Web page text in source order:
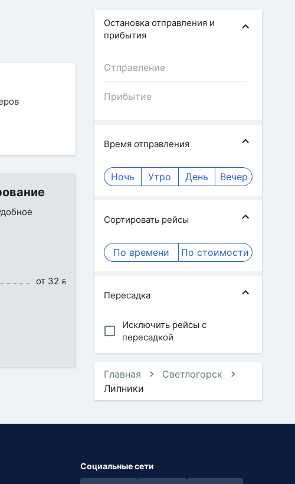
от 32 
Остановка отправления и
прибытия
Время отправления
Ночь Утро День Вечер
Сортировать рейсы
По времени По стоимости
Пересадка
Исключить рейсы с
пересадкой
Главная
Светлогорск
Липники
Социальные сети